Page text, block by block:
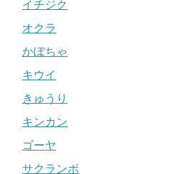
イチジク
オクラ
かぼちゃ
キウイ
きゅうり
キンカン
ゴーヤ
サクランボ